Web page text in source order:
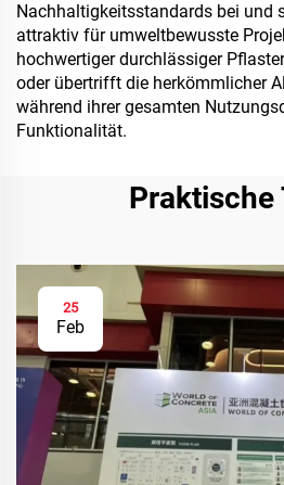
Nachhaltigkeitsstandards bei und
attraktiv für umweltbewusste
hochwertiger durchlässiger
oder übertrifft die herkömmlicher
während ihrer gesamten
Funktionalität.
Praktische
25
Feb